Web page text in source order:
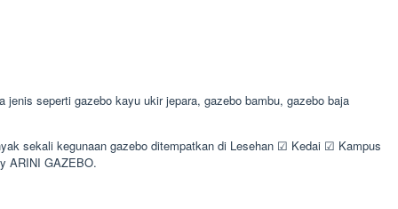
seperti gazebo kayu ukir jepara, gazebo bambu, gazebo baja
sekali kegunaan gazebo ditempatkan di Lesehan ☑ Kedai ☑ Kampus
ARINI GAZEBO.